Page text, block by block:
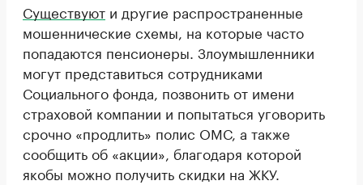
Существуют и другие распространенные
мошеннические схемы, на которые часто
попадаются пенсионеры. Злоумышленники
могут представиться сотрудниками
Социального фонда, позвонить от имени
страховой компании и попытаться уговорить
срочно «продлить» полис ОМС, а также
сообщить об «акции», благодаря которой
якобы можно получить скидки на ЖКУ.